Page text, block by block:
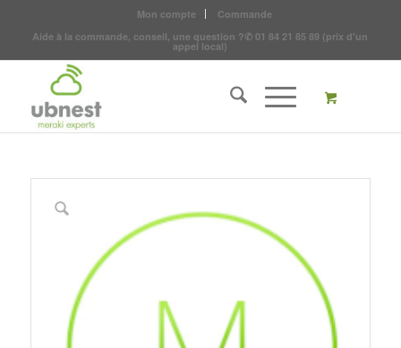
Mon compte
Commande
Aide à la commande, conseil, une question ?✆ 01 84 21 85 89 (prix d'un
appel local)